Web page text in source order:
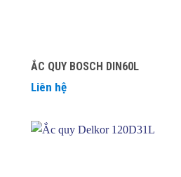
ẮC QUY BOSCH DIN60L
Liên hệ